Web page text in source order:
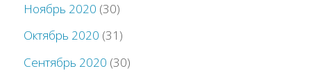
Ноябрь 2020 (30)
Октябрь 2020 (31)
Сентябрь 2020 (30)